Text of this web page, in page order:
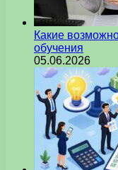
Какие
обучения
05.06.2026